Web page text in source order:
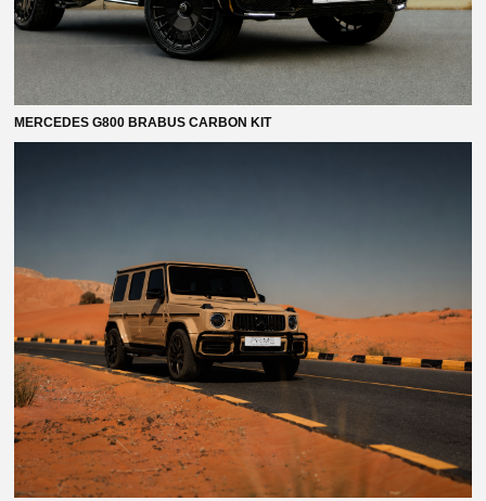
MERCEDES G800 BRABUS CARBON KIT